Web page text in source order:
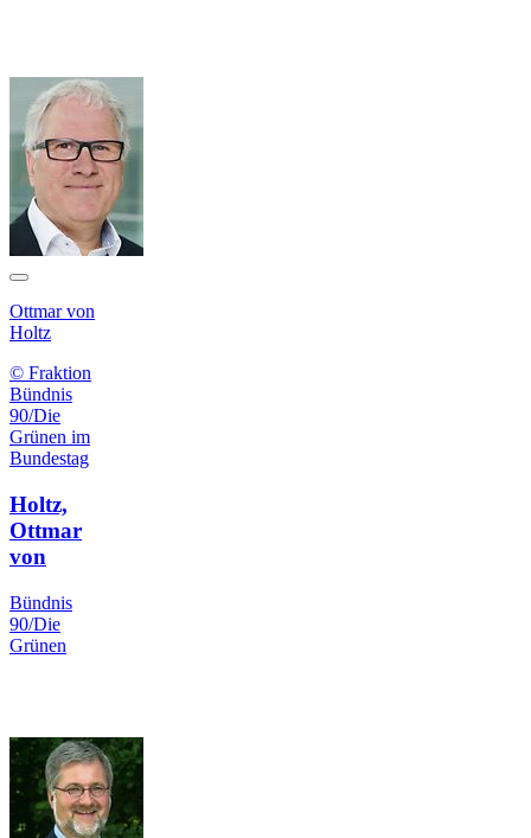
Ottmar von
Holtz
© Fraktion
Bündnis
90/Die
Grünen im
Bundestag
Holtz,
Ottmar
von
Bündnis
90/Die
Grünen